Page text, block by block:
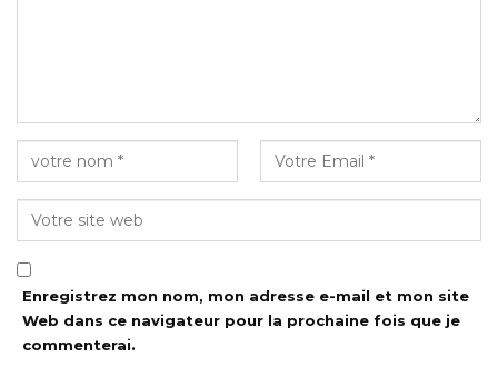
Enregistrez mon nom, mon adresse e-mail et mon site
Web dans ce navigateur pour la prochaine fois que je
commenterai.